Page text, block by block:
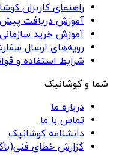
راهنمای کاربران
آموزش دریافت
آموزش خرید سازمانی
رویه‌های ارسال
شرایط استفاده و
شما و کوشانیک
درباره ما
تماس با ما
دانشنامه کوشانیک
گزارش خطای